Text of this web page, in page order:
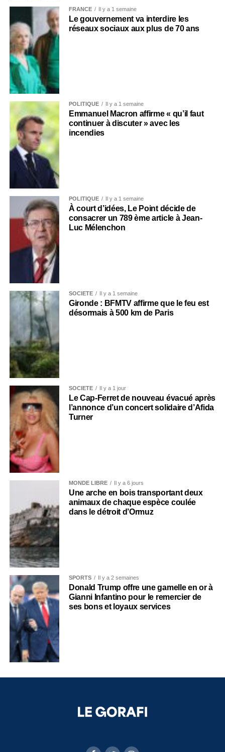
FRANCE Il y a 1 semaine
Le gouvernement va interdire les
réseaux sociaux aux plus de 70 ans
POLITIQUE Il y a 1 semaine
Emmanuel Macron affirme « qu’il faut
continuer à discuter » avec les
incendies
POLITIQUE Il y a 1 semaine
À court d’idées, Le Point décide de
consacrer un 789 ème article à Jean-
Luc Mélenchon
SOCIÉTÉ Il y a 1 semaine
Gironde : BFMTV affirme que le feu est
désormais à 500 km de Paris
SOCIÉTÉ Il y a 1 jour
Le Cap-Ferret de nouveau évacué après
l’annonce d’un concert solidaire d’Afida
Turner
MONDE LIBRE Il y a 6 jours
Une arche en bois transportant deux
animaux de chaque espèce coulée
dans le détroit d’Ormuz
SPORTS Il y a 2 semaines
Donald Trump offre une gamelle en or à
Gianni Infantino pour le remercier de
ses bons et loyaux services